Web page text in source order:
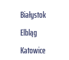
Białystok
Elbląg
Katowice